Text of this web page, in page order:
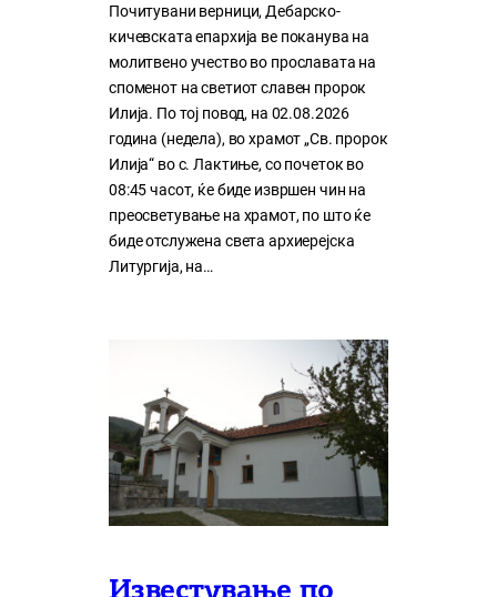
Почитувани верници, Дебарско-
кичевската епархија ве поканува на
молитвено учество во прославата на
споменот на светиот славен пророк
Илија. По тој повод, на 02.08.2026
година (недела), во храмот „Св. пророк
Илија“ во с. Лактиње, со почеток во
08:45 часот, ќе биде извршен чин на
преосветување на храмот, по што ќе
биде отслужена света архиерејска
Литургија, на…